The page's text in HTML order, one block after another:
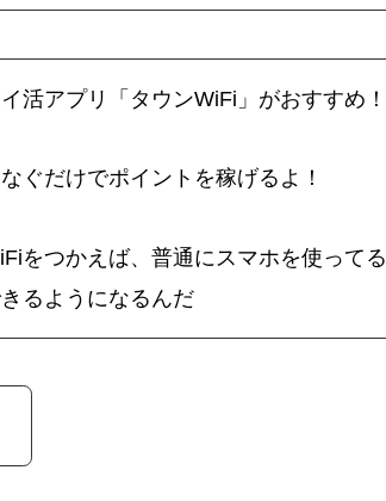
活アプリ「タウンWiFi」がおすすめ！
ぐだけでポイントを稼げるよ！
をつかえば、普通にスマホを使ってる
るようになるんだ